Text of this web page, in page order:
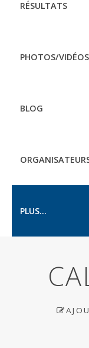
RÉSULTATS
PHOTOS/VIDÉOS
BLOG
PLUS...